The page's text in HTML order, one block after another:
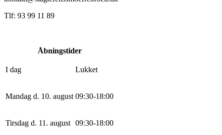
Tlf: 93 99 11 89
Åbningstider
I dag Lukket
Mandag d. 10. august 09:30-18:00
Tirsdag d. 11. august 09:30-18:00